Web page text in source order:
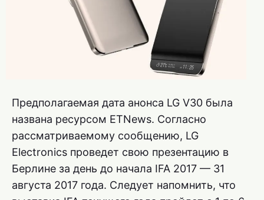
Предполагаемая дата анонса LG V30 была
названа ресурсом ETNews. Согласно
рассматриваемому сообщению, LG
Electronics проведет свою презентацию в
Берлине за день до начала IFA 2017 — 31
августа 2017 года. Следует напомнить, что